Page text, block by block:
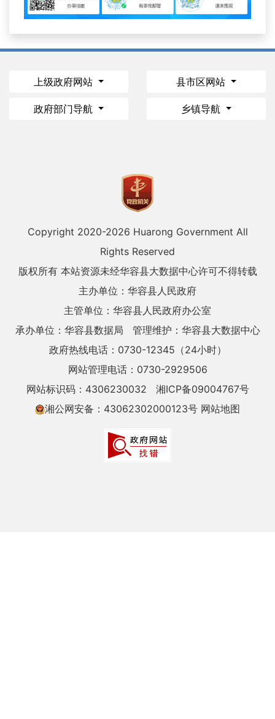
上级政府网站 县市区网站
政府部门导航 乡镇导航
Copyright 2020-2026 Huarong Government All
Rights Reserved
版权所有 本站资源未经华容县大数据中心许可不得转载
主办单位：华容县人民政府
主管单位：华容县人民政府办公室
承办单位：华容县数据局
管理维护：华容县大数据中心
政府热线电话：0730-12345（24小时）
网站管理电话：0730-2929506
网站标识码：4306230032
湘ICP备09004767号
湘公网安备：43062302000123号 网站地图